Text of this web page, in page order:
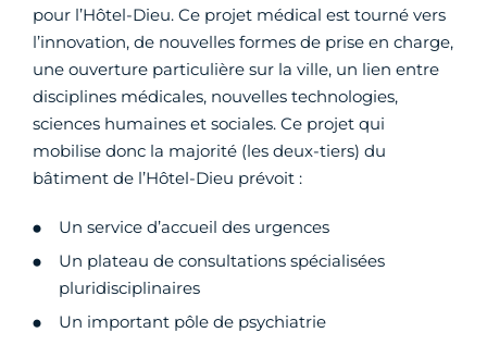
pour l’Hôtel-Dieu. Ce projet médical est tourné vers
l’innovation, de nouvelles formes de prise en charge,
une ouverture particulière sur la ville, un lien entre
disciplines médicales, nouvelles technologies,
sciences humaines et sociales. Ce projet qui
mobilise donc la majorité (les deux-tiers) du
bâtiment de l’Hôtel-Dieu prévoit :
Un service d’accueil des urgences
Un plateau de consultations spécialisées
pluridisciplinaires
Un important pôle de psychiatrie